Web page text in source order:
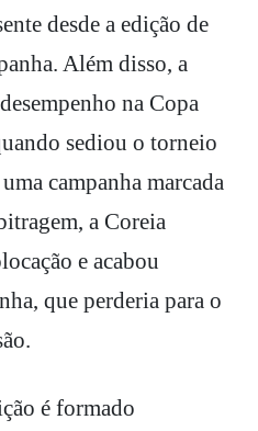
desde a edição de
Além disso, a
na Copa
sediou o torneio
campanha marcada
a Coreia
e acabou
que perderia para o
é formado